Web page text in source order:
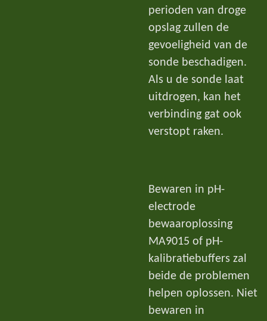
perioden van droge
opslag zullen de
gevoeligheid van de
sonde beschadigen.
Als u de sonde laat
uitdrogen, kan het
verbinding gat ook
verstopt raken.
Bewaren in pH-
electrode
bewaaroplossing
MA9015 of pH-
kalibratiebuffers zal
beide de problemen
helpen oplossen. Niet
bewaren in